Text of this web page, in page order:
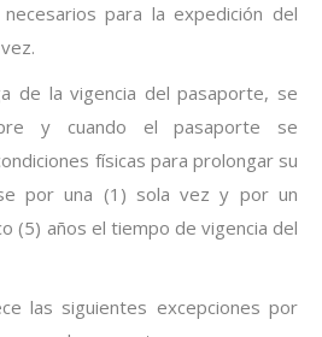
para la expedición del
de la vigencia del pasaporte, se
y cuando el pasaporte se
físicas para prolongar su
por una (1) sola vez y por un
(5) años el tiempo de vigencia del
las siguientes excepciones por